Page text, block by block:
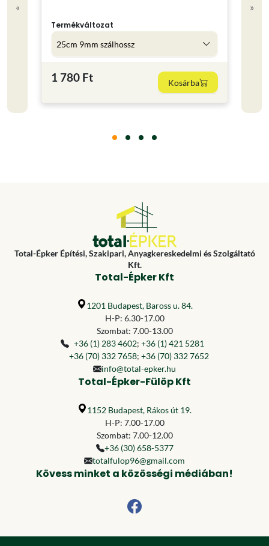
«
Termékváltozat
25cm 9mm szálhossz
1 780 Ft Kosárba
»
Total-Épker Építési, Szakipari, Anyagkereskedelmi és Szolgáltató
Kft.
Total-Épker Kft
1201 Budapest, Baross u. 84.
H-P: 6.30-17.00
Szombat: 7.00-13.00
+36 (1) 283 4602; +36 (1) 421 5281
+36 (70) 332 7658; +36 (70) 332 7652
info@total-epker.hu
Total-Épker-Fülöp Kft
1152 Budapest, Rákos út 19.
H-P: 7.00-17.00
Szombat: 7.00-12.00
+36 (30) 658-5377
totalfulop96@gmail.com
Kövess minket a közösségi médiában!